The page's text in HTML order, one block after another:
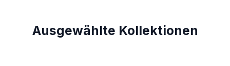
Ausgewählte Kollektionen